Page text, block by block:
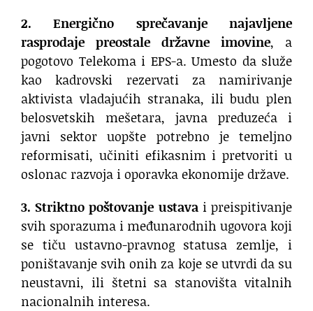
2. Energično sprečavanje najavljene
rasprodaje preostale državne imovine, a
pogotovo Telekoma i EPS-a. Umesto da služe
kao kadrovski rezervati za namirivanje
aktivista vladajućih stranaka, ili budu plen
belosvetskih mešetara, javna preduzeća i
javni sektor uopšte potrebno je temeljno
reformisati, učiniti efikasnim i pretvoriti u
oslonac razvoja i oporavka ekonomije države.
3. Striktno poštovanje ustavai preispitivanje
svih sporazuma i međunarodnih ugovora koji
se tiču ustavno-pravnog statusa zemlje, i
poništavanje svih onih za koje se utvrdi da su
neustavni, ili štetni sa stanovišta vitalnih
nacionalnih interesa.